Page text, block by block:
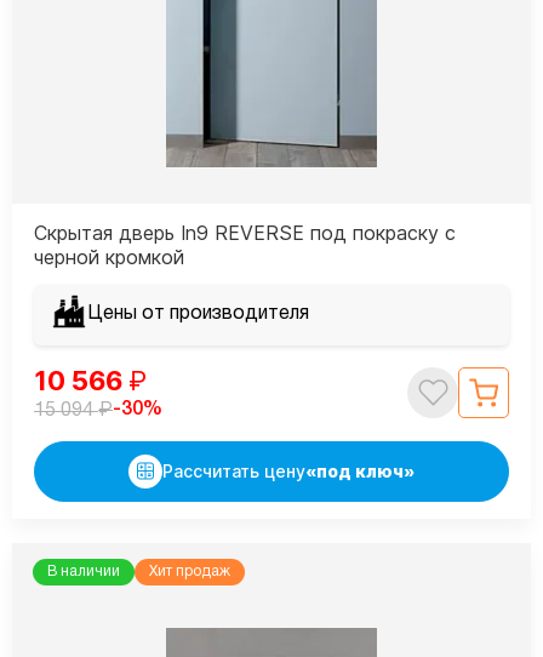
Скрытая дверь In9 REVERSE под покраску с
черной кромкой
Цены от производителя
10 566 ₽
15 094₽-30%
Рассчитать цену«под ключ»
В наличии Хит продаж